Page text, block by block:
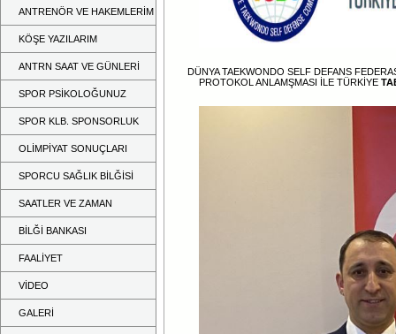
ANTRENÖR VE HAKEMLERİM
KÖŞE YAZILARIM
ANTRN SAAT VE GÜNLERİ
SPOR PSİKOLOĞUNUZ
SPOR KLB. SPONSORLUK
OLİMPİYAT SONUÇLARI
SPORCU SAĞLIK BİLĞİSİ
SAATLER VE ZAMAN
BİLĞİ BANKASI
FAALİYET
VİDEO
GALERİ
DÜNYA TAEKWONDO SELF DEFANS
PROTOKOL ANLAMŞMASI İLE TÜRKİYE